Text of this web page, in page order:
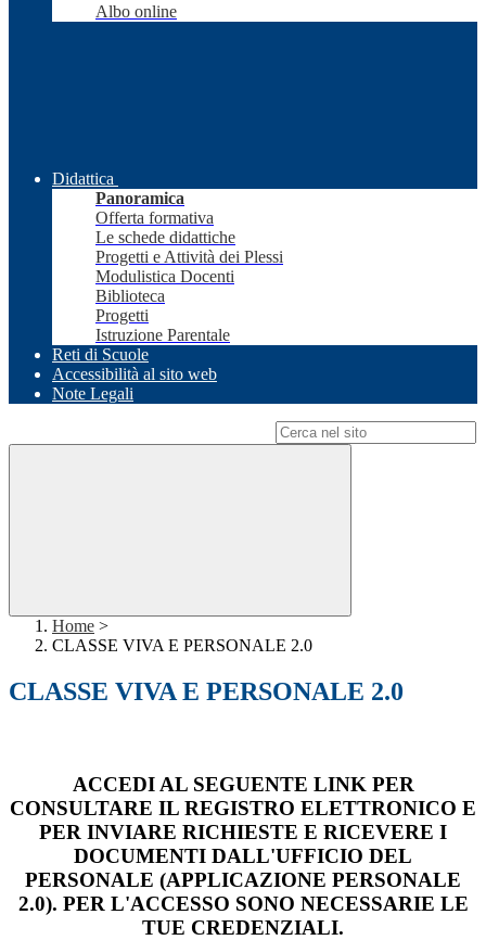
Albo online
Didattica
Panoramica
Offerta formativa
Le schede didattiche
Progetti e Attività dei Plessi
Modulistica Docenti
Biblioteca
Progetti
Istruzione Parentale
Reti di Scuole
Accessibilità al sito web
Note Legali
Home >
CLASSE VIVA E PERSONALE 2.0
CLASSE VIVA E PERSONALE 2.0
ACCEDI AL SEGUENTE LINK PER
CONSULTARE IL REGISTRO ELETTRONICO E
PER INVIARE RICHIESTE E RICEVERE I
DOCUMENTI DALL'UFFICIO DEL
PERSONALE (APPLICAZIONE PERSONALE
2.0). PER L'ACCESSO SONO NECESSARIE LE
TUE CREDENZIALI.